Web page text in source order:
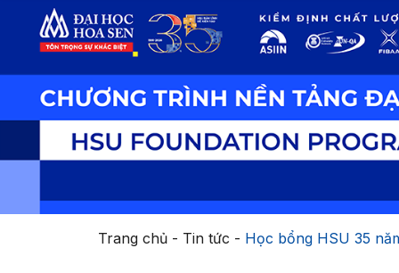
Trang chủ- Tin tức - Học bổng HSU 35